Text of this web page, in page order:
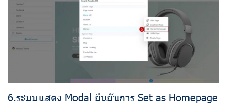
6.ระบบแสดง Modal ยืนยันการ Set as Homepage